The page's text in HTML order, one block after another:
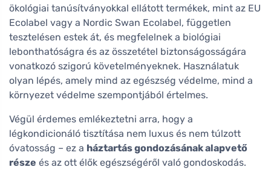
ökológiai tanúsítványokkal ellátott termékek, mint az EU
Ecolabel vagy a Nordic Swan Ecolabel, független
tesztelésen estek át, és megfelelnek a biológiai
lebonthatóságra és az összetétel biztonságosságára
vonatkozó szigorú követelményeknek. Használatuk
olyan lépés, amely mind az egészség védelme, mind a
környezet védelme szempontjából értelmes.
Végül érdemes emlékeztetni arra, hogy a
légkondicionáló tisztítása nem luxus és nem túlzott
óvatosság – ez a háztartás gondozásának alapvető
része és az ott élők egészségéről való gondoskodás.